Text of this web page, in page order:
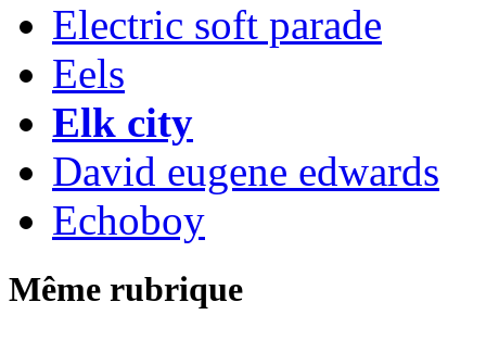
Electric soft parade
Eels
Elk city
David eugene edwards
Echoboy
Même rubrique